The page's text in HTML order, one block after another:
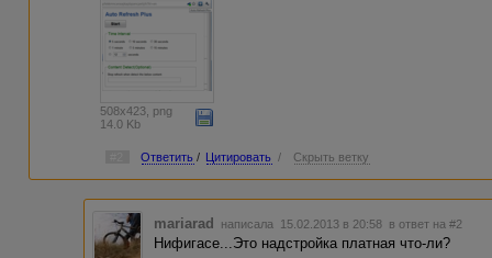
обновлении выбранной вкладки вручную.
Это будет продолжаться до тех пор,пока браузер не
автоматическим определением остановки.Пользователи
конфигурацию автоматического обновления. Если
странице оно остановится и автоматически обновит.
содержание, которое появляется на сайте, которое не
неплохо, если бы расширение Auto Refresh Plus могло
останавливать обновления.Расширение Auto Refresh
веб-страниц.Загрузить и установить расширение Auto
508x423, png
14.0 Kb
Ответить / Цитировать / Скрыть ветку
mariarad написала 15.02.2013 в 20:58 в ответ на #2
Нифигасе...Это надстройка платная что-ли?